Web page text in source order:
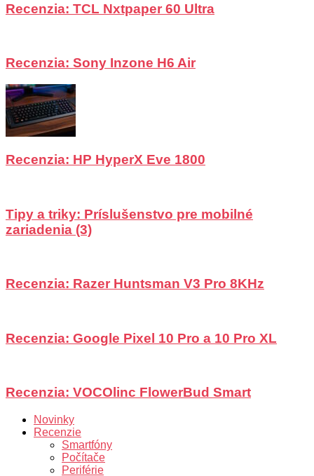
Recenzia: TCL Nxtpaper 60 Ultra
Recenzia: Sony Inzone H6 Air
Recenzia: HP HyperX Eve 1800
Tipy a triky: Príslušenstvo pre mobilné
zariadenia (3)
Recenzia: Razer Huntsman V3 Pro 8KHz
Recenzia: Google Pixel 10 Pro a 10 Pro XL
Recenzia: VOCOlinc FlowerBud Smart
Novinky
Recenzie
Smartfóny
Počítače
Periférie